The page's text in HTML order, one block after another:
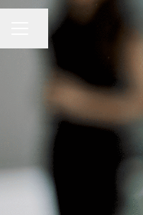
KARRIÄRMENY
Dela sidan